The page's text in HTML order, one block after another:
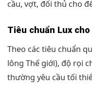
cầu, vợt, đối thủ cho
Tiêu chuẩn Lux
Theo các tiêu chuẩn
lông Thế giới), độ rọi
thường yêu cầu tối